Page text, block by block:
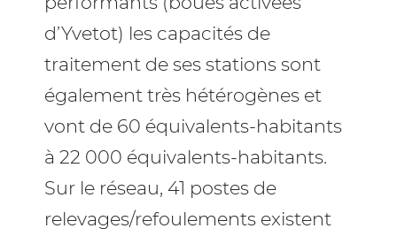
d’Yvetot) les capacités de
traitement de ses stations sont
également très hétérogènes et
vont de 60 équivalents-habitants
à 22 000 équivalents-habitants.
Sur le réseau, 41 postes de
relevages/refoulements existent